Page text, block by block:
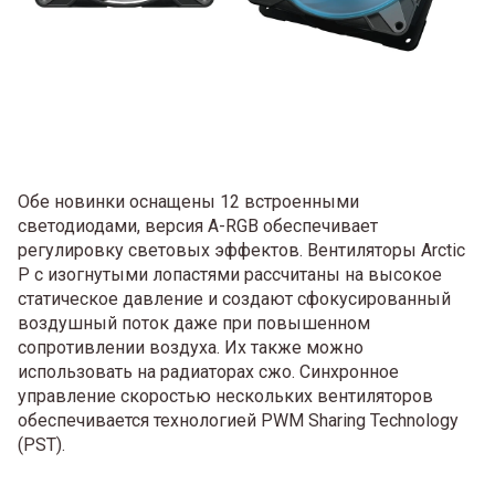
Обе новинки оснащены 12 встроенными
светодиодами, версия A-RGB обеспечивает
регулировку световых эффектов. Вентиляторы Arctic
P с изогнутыми лопастями рассчитаны на высокое
статическое давление и создают сфокусированный
воздушный поток даже при повышенном
сопротивлении воздуха. Их также можно
использовать на радиаторах сжо. Синхронное
управление скоростью нескольких вентиляторов
обеспечивается технологией PWM Sharing Technology
(PST).